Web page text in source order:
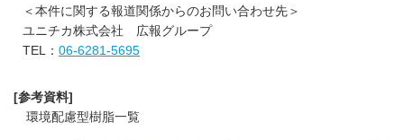
＜本件に関する報道関係からのお問い合わせ先＞
ユニチカ株式会社 広報グループ
TEL： 06-6281-5695
[参考資料]
環境配慮型樹脂一覧